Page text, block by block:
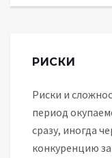
РИСКИ
Риски и
период
сразу, иногда
конкуренцию